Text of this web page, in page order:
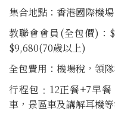
集合地點：香港國際機場
教聯會會員(全包價)：
$9,680(70歲以上)
全包費用：機場稅，領
行程包﹕12正餐+7早
車，景區車及講解耳機